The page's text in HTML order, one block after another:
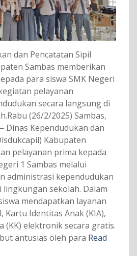
dan Pencatatan Sipil
Sambas memberikan
para siswa SMK Negeri
pelayanan
secara langsung di
(26/2/2025) Sambas,
Dinas Kependudukan dan
Kabupaten
pelayanan prima kepada
1 Sambas melalui
administrasi kependudukan
lingkungan sekolah. Dalam
mendapatkan layanan
Kartu Identitas Anak (KIA),
(KK) elektronik secara gratis.
antusias oleh para Read